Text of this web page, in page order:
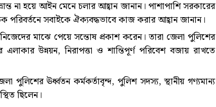
না হয়ে আইন মেনে চলার আহ্বান জানান। পাশাপাশি সরকারের
পরিবর্তনে সবাইকে ঐক্যবদ্ধভাবে কাজ করার আহ্বান জানান।
মাঝে পেয়ে সন্তোষ প্রকাশ করেন। তারা জেলা পুলিশের
উন্নয়ন, নিরাপত্তা ও শান্তিপূর্ণ পরিবেশ বজায় রাখতে
পুলিশের ঊর্ধ্বতন কর্মকর্তাবৃন্দ, পুলিশ সদস্য, স্থানীয় গণ্যমান্য
ছিলেন।